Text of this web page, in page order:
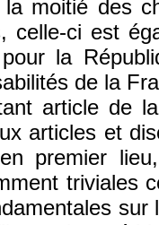
moitié des
celle-ci est
la
de la
article de
articles et
premier
triviales
sur